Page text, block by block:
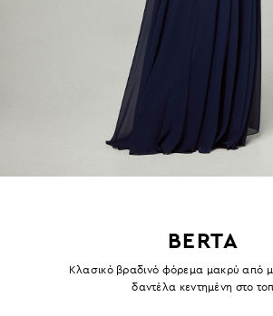
BERTA
Κλασικό βραδινό φόρεμα μακρύ από
δαντέλα κεντημένη στο τοπ